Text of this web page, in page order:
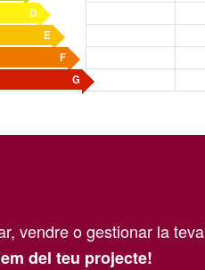
D
E
F
G
vendre o gestionar la teva
del teu projecte!